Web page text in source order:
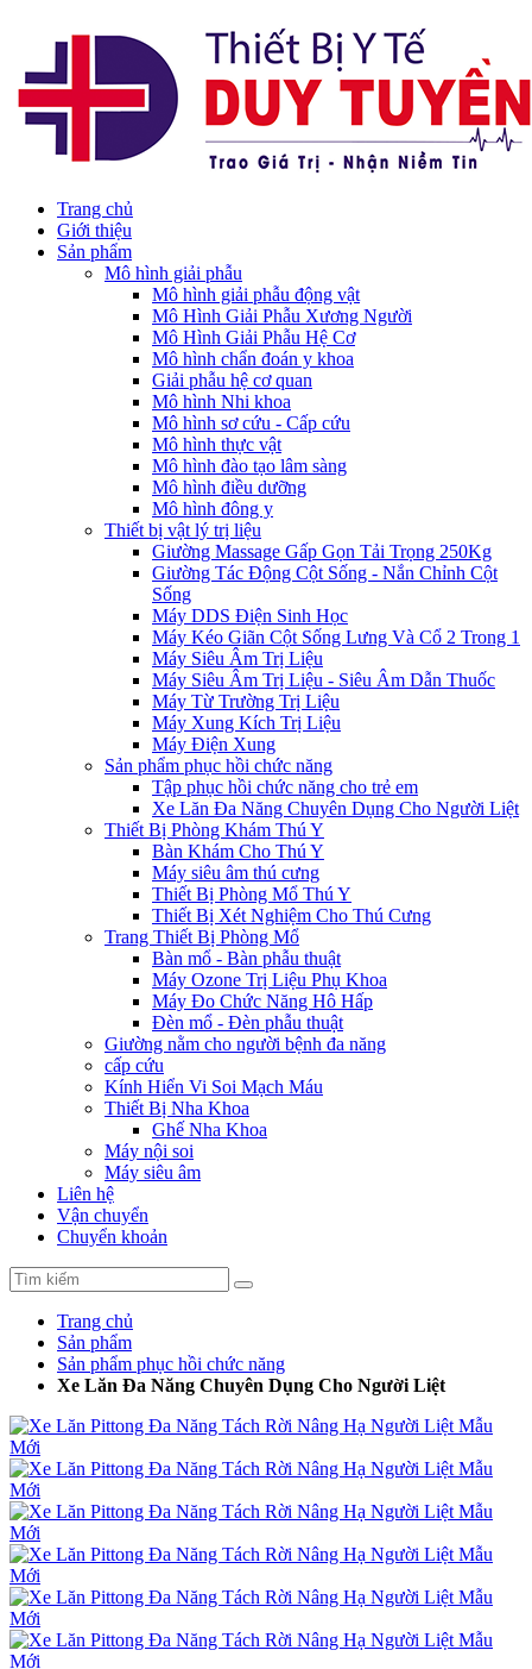
Trang chủ
Giới thiệu
Sản phẩm
Mô hình giải phẫu
Mô hình giải phẫu động vật
Mô Hình Giải Phẫu Xương Người
Mô Hình Giải Phẫu Hệ Cơ
Mô hình chẩn đoán y khoa
Giải phẫu hệ cơ quan
Mô hình Nhi khoa
Mô hình sơ cứu - Cấp cứu
Mô hình thực vật
Mô hình đào tạo lâm sàng
Mô hình điều dưỡng
Mô hình đông y
Thiết bị vật lý trị liệu
Giường Massage Gấp Gọn Tải Trọng 250Kg
Giường Tác Động Cột Sống - Nắn Chỉnh Cột
Sống
Máy DDS Điện Sinh Học
Máy Kéo Giãn Cột Sống Lưng Và Cổ 2 Trong 1
Máy Siêu Âm Trị Liệu
Máy Siêu Âm Trị Liệu - Siêu Âm Dẫn Thuốc
Máy Từ Trường Trị Liệu
Máy Xung Kích Trị Liệu
Máy Điện Xung
Sản phẩm phục hồi chức năng
Tập phục hồi chức năng cho trẻ em
Xe Lăn Đa Năng Chuyên Dụng Cho Người Liệt
Thiết Bị Phòng Khám Thú Y
Bàn Khám Cho Thú Y
Máy siêu âm thú cưng
Thiết Bị Phòng Mổ Thú Y
Thiết Bị Xét Nghiệm Cho Thú Cưng
Trang Thiết Bị Phòng Mổ
Bàn mổ - Bàn phẫu thuật
Máy Ozone Trị Liệu Phụ Khoa
Máy Đo Chức Năng Hô Hấp
Đèn mổ - Đèn phẫu thuật
Giường nằm cho người bệnh đa năng
cấp cứu
Kính Hiển Vi Soi Mạch Máu
Thiết Bị Nha Khoa
Ghế Nha Khoa
Máy nội soi
Máy siêu âm
Liên hệ
Vận chuyển
Chuyển khoản
Trang chủ
Sản phẩm
Sản phẩm phục hồi chức năng
Xe Lăn Đa Năng Chuyên Dụng Cho Người Liệt